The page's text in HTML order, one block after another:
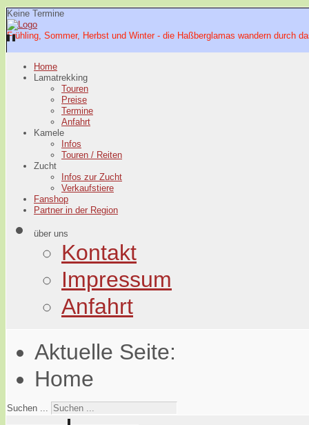
Keine Termine
Frühling, Sommer, Herbst und Winter - die Haßberglamas wandern durch
Home
Lamatrekking
Touren
Preise
Termine
Anfahrt
Kamele
Infos
Touren / Reiten
Zucht
Infos zur Zucht
Verkaufstiere
Fanshop
Partner in der Region
über uns
Kontakt
Impressum
Anfahrt
Aktuelle Seite:
Home
Suchen ...